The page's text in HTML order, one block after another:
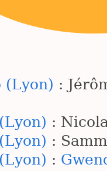
(Lyon) :
:
:
: